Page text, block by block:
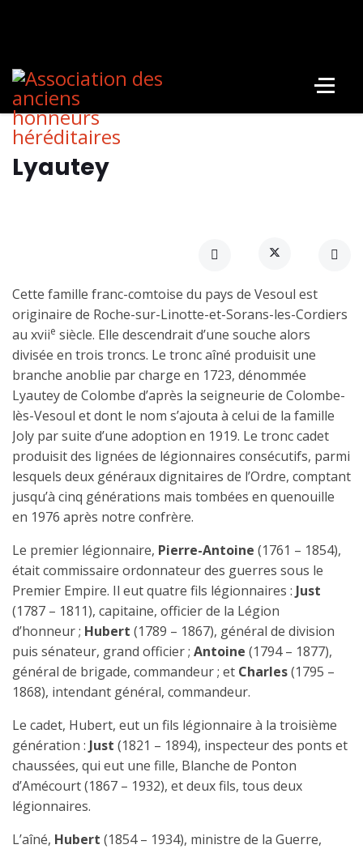
Lyautey
Cette famille franc-comtoise du pays de Vesoul est
originaire de Roche-sur-Linotte-et-Sorans-les-Cordiers
au xviie siècle. Elle descendrait d’une souche alors
divisée en trois troncs. Le tronc aîné produisit une
branche anoblie par charge en 1723, dénommée
Lyautey de Colombe d’après la seigneurie de Colombe-
lès-Vesoul et dont le nom s’ajouta à celui de la famille
Joly par suite d’une adoption en 1919. Le tronc cadet
produisit des lignées de légionnaires consécutifs, parmi
lesquels deux généraux dignitaires de l’Ordre, comptant
jusqu’à cinq générations mais tombées en quenouille
en 1976 après notre confrère.
Le premier légionnaire, Pierre-Antoine (1761 – 1854),
était commissaire ordonnateur des guerres sous le
Premier Empire. Il eut quatre fils légionnaires : Just
(1787 – 1811), capitaine, officier de la Légion
d’honneur ; Hubert (1789 – 1867), général de division
puis sénateur, grand officier ; Antoine (1794 – 1877),
général de brigade, commandeur ; et Charles(1795 –
1868), intendant général, commandeur.
Le cadet, Hubert, eut un fils légionnaire à la troisième
génération : Just (1821 – 1894), inspecteur des ponts et
chaussées, qui eut une fille, Blanche de Ponton
d’Amécourt (1867 – 1932), et deux fils, tous deux
légionnaires.
L’aîné, Hubert (1854 – 1934), ministre de la Guerre,